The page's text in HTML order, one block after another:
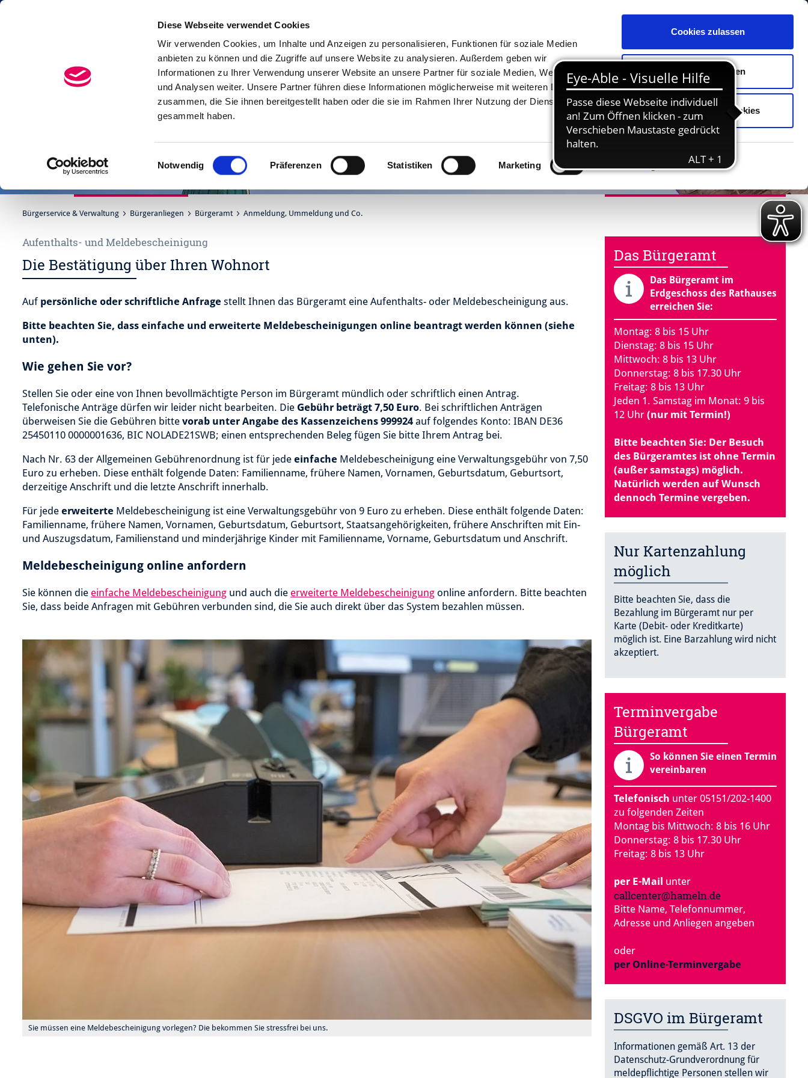
Diese Webseite verwendet Cookies
Wir verwenden Cookies, um Inhalte und Anzeigen zu personalisieren, Funktionen für soziale Medien
anbieten zu können und die Zugriffe auf unsere Website zu analysieren. Außerdem geben wir
Informationen zu Ihrer Verwendung unserer Website an unsere Partner für soziale Medien, Werbung
und Analysen weiter. Unsere Partner führen diese Informationen möglicherweise mit weiteren Daten
zusammen, die Sie ihnen bereitgestellt haben oder die sie im Rahmen Ihrer Nutzung der Dienste
gesammelt haben.
Einwilligungsauswahl
Notwendig Präferenzen Statistiken Marketing
Cookies zulassen
Auswahl erlauben
Nur notwendige Cookies
Suchen Erlebnisse Kontakt
Bürgerservice & Verwaltung Bürgeranliegen Bürgeramt Anmeldung, Ummeldung und Co.
Aufenthalts- und Meldebescheinigung
Die Bestätigung über Ihren Wohnort
Auf persönliche oder schriftliche Anfrage stellt Ihnen das Bürgeramt eine Aufenthalts- oder Meldebescheinigung aus.
Bitte beachten Sie, dass einfache und erweiterte Meldebescheinigungen online beantragt werden können (siehe
unten).
Wie gehen Sie vor?
Stellen Sie oder eine von Ihnen bevollmächtigte Person im Bürgeramt mündlich oder schriftlich einen Antrag.
Telefonische Anträge dürfen wir leider nicht bearbeiten. Die Gebühr beträgt 7,50 Euro. Bei schriftlichen Anträgen
überweisen Sie die Gebühren bitte vorab unter Angabe des Kassenzeichens 999924 auf folgendes Konto: IBAN DE36
25450110 0000001636, BIC NOLADE21SWB; einen entsprechenden Beleg fügen Sie bitte Ihrem Antrag bei.
Nach Nr. 63 der Allgemeinen Gebührenordnung ist für jede einfache Meldebescheinigung eine Verwaltungsgebühr von 7,50
Euro zu erheben. Diese enthält folgende Daten: Familienname, frühere Namen, Vornamen, Geburtsdatum, Geburtsort,
derzeitige Anschrift und die letzte Anschrift innerhalb.
Für jede erweiterte Meldebescheinigung ist eine Verwaltungsgebühr von 9 Euro zu erheben. Diese enthält folgende Daten:
Familienname, frühere Namen, Vornamen, Geburtsdatum, Geburtsort, Staatsangehörigkeiten, frühere Anschriften mit Ein-
und Auszugsdatum, Familienstand und minderjährige Kinder mit Familienname, Vorname, Geburtsdatum und Anschrift.
Meldebescheinigung online anfordern
Sie können die einfache Meldebescheinigung und auch die erweiterte Meldebescheinigung online anfordern. Bitte beachten
Sie, dass beide Anfragen mit Gebühren verbunden sind, die Sie auch direkt über das System bezahlen müssen.
Sie müssen eine Meldebescheinigung vorlegen? Die bekommen Sie stressfrei bei uns.
Das Bürgeramt
Das Bürgeramt im
Erdgeschoss des Rathauses
erreichen Sie:
Montag: 8 bis 15 Uhr
Dienstag: 8 bis 15 Uhr
Mittwoch: 8 bis 13 Uhr
Donnerstag: 8 bis 17.30 Uhr
Freitag: 8 bis 13 Uhr
Jeden 1. Samstag im Monat: 9 bis
12 Uhr (nur mit Termin!)
Bitte beachten Sie: Der Besuch
des Bürgeramtes ist ohne Termin
(außer samstags) möglich.
Natürlich werden auf Wunsch
dennoch Termine vergeben.
Nur Kartenzahlung
möglich
Bitte beachten Sie, dass die
Bezahlung im Bürgeramt nur per
Karte (Debit- oder Kreditkarte)
möglich ist. Eine Barzahlung wird nicht
akzeptiert.
Terminvergabe
Bürgeramt
So können Sie einen Termin
vereinbaren
Telefonisch unter 05151/202-1400
zu folgenden Zeiten
Montag bis Mittwoch: 8 bis 16 Uhr
Donnerstag: 8 bis 17.30 Uhr
Freitag: 8 bis 13 Uhr
per E-Mail unter
callcenter@hameln.de
Bitte Name, Telefonnummer,
Adresse und Anliegen angeben
oder
per Online-Terminvergabe
DSGVO im Bürgeramt
Informationen gemäß Art. 13 der
Datenschutz-Grundverordnung für
meldepflichtige Personen stellen wir